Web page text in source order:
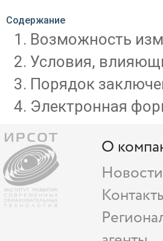
Содержание
Возможность
Условия,
Порядок
Электронная
О
Новости